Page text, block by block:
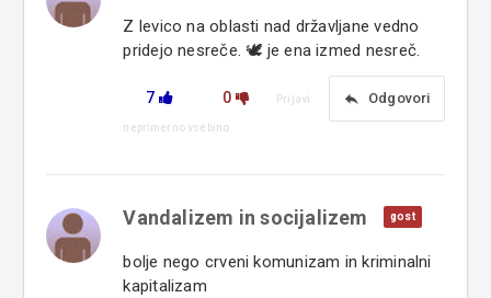
Z levico na oblasti nad državljane vedno
pridejo nesreče. 🕊 je ena izmed nesreč.
7 0 reply Odgovori
Prijavi
neprimerno vsebino
Vandalizem in socijalizem gost
bolje nego crveni komunizam in kriminalni
kapitalizam